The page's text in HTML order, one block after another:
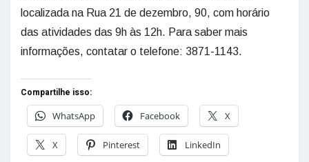
localizada na Rua 21 de dezembro, 90, com horário
das atividades das 9h às 12h. Para saber mais
informações, contatar o telefone: 3871-1143.
Compartilhe isso:
WhatsApp
Facebook X
X Pinterest LinkedIn